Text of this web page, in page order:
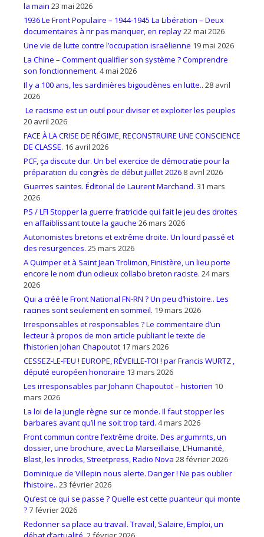
la main 23 mai 2026
1936 Le Front Populaire – 1944-1945 La Libération – Deux
documentaires à nr pas manquer, en replay22 mai 2026
Une vie de lutte contre l’occupation israëlienne 19 mai 2026
La Chine – Comment qualifier son système ? Comprendre
son fonctionnement. 4 mai 2026
Il y a 100 ans, les sardinières bigoudènes en lutte.. 28 avril
2026
Le racisme est un outil pour diviser et exploiter les peuples
20 avril 2026
FACE À LA CRISE DE RÉGIME, RECONSTRUIRE UNE CONSCIENCE
DE CLASSE. 16 avril 2026
PCF, ça discute dur. Un bel exercice de démocratie pour la
préparation du congrès de début juillet 2026 8 avril 2026
Guerres saintes. Éditorial de Laurent Marchand. 31 mars
2026
PS / LFI Stopper la guerre fratricide qui fait le jeu des droites
en affaiblissant toute la gauche 26 mars 2026
Autonomistes bretons et extrême droite. Un lourd passé et
des resurgences. 25 mars 2026
A Quimper et à Saint Jean Trolimon, Finistère, un lieu porte
encore le nom d’un odieux collabo breton raciste. 24 mars
2026
Qui a créé le Front National FN-RN ? Un peu d’histoire.. Les
racines sont seulement en sommeil. 19 mars 2026
Irresponsables et responsables ? Le commentaire d’un
lecteur à propos de mon article publiant le texte de
l’historien Johan Chapoutot 17 mars 2026
CESSEZ-LE-FEU ! EUROPE, RÉVEILLE-TOI ! par Francis WURTZ ,
député européen honoraire 13 mars 2026
Les irresponsables par Johann Chapoutot – historien 10
mars 2026
La loi de la jungle règne sur ce monde. Il faut stopper les
barbares avant qu’il ne soit trop tard. 4 mars 2026
Front commun contre l’extrême droite. Des argumrnts, un
dossier, une brochure, avec La Marseillaise, L’Humanité,
Blast, les Inrocks, Streetpress, Radio Nova 28 février 2026
Dominique de Villepin nous alerte. Danger ! Ne pas oublier
l’histoire.. 23 février 2026
Qu’est ce qui se passe ? Quelle est cette puanteur qui monte
?7 février 2026
Redonner sa place au travail. Travail, Salaire, Emploi, un